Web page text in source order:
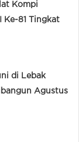
Kompi
Ke-81 Tingkat
di Lebak
Agustus